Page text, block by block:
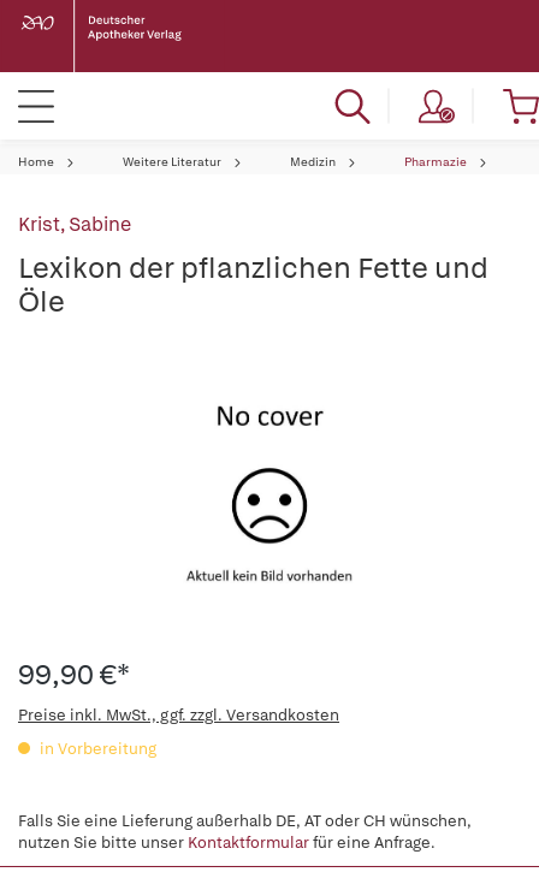
Home Weitere Literatur Medizin Pharmazie
Krist, Sabine
Lexikon der pflanzlichen Fette und
Öle
99,90 €*
Preise inkl. MwSt., ggf. zzgl. Versandkosten
in Vorbereitung
Falls Sie eine Lieferung außerhalb DE, AT oder CH wünschen,
nutzen Sie bitte unser Kontaktformularfür eine Anfrage.